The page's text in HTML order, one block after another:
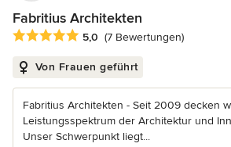
Fabritius Architekten
Durchschnittliche Bewertung: 5 von 5
5,0 (7 Bewertungen)
Von Frauen geführt
Fabritius Architekten - Seit 2009 decken
Leistungsspektrum der Architektur und
Unser Schwerpunkt liegt...